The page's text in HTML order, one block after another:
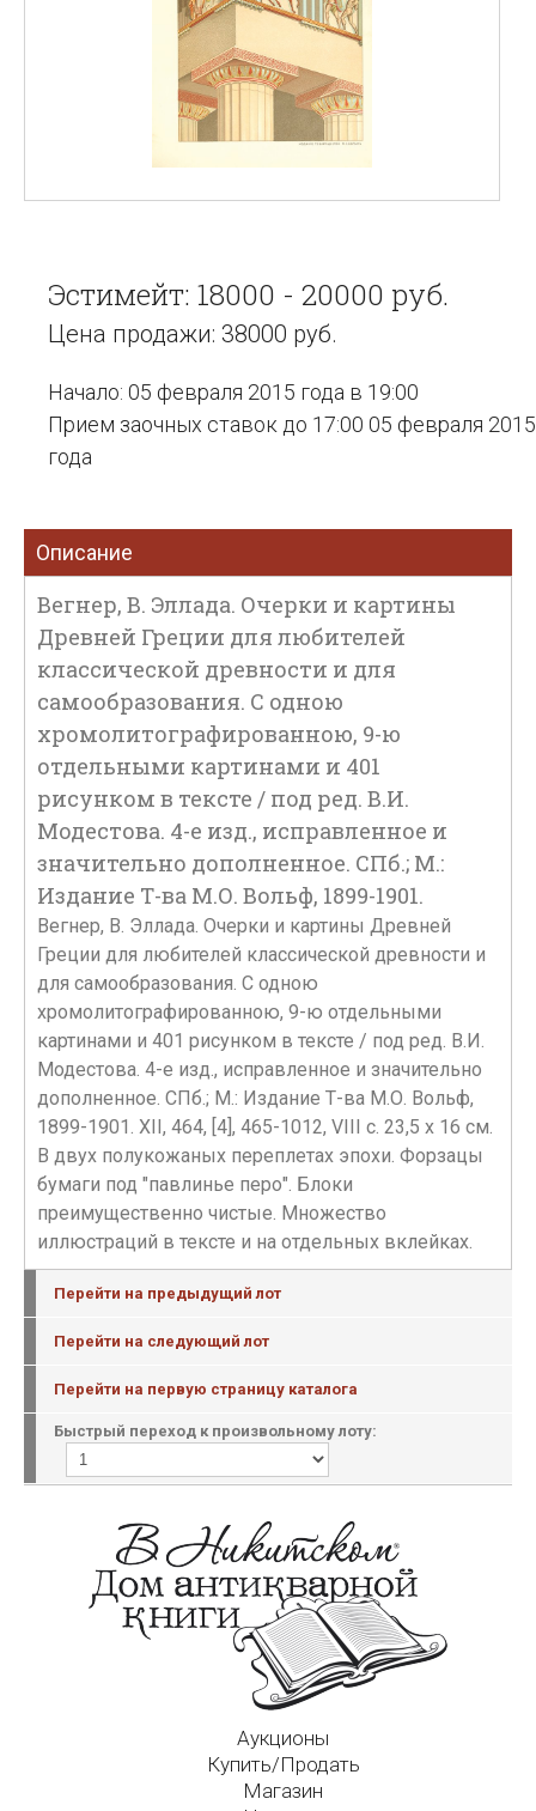
Эстимейт: 18000 - 20000 руб.
Цена продажи: 38000 руб.
Начало: 05 февраля 2015 года в 19:00
Прием заочных ставок до 17:00 05 февраля 2015
года
Описание
Вегнер, В. Эллада. Очерки и картины
Древней Греции для любителей
классической древности и для
самообразования. С одною
хромолитографированною, 9-ю
отдельными картинами и 401
рисунком в тексте / под ред. В.И.
Модестова. 4-е изд., исправленное и
значительно дополненное. СПб.; М.:
Издание Т-ва М.О. Вольф, 1899-1901.
Вегнер, В. Эллада. Очерки и картины Древней
Греции для любителей классической древности и
для самообразования. С одною
хромолитографированною, 9-ю отдельными
картинами и 401 рисунком в тексте / под ред. В.И.
Модестова. 4-е изд., исправленное и значительно
дополненное. СПб.; М.: Издание Т-ва М.О. Вольф,
1899-1901. XII, 464, [4], 465-1012, VIII с. 23,5 х 16 см.
В двух полукожаных переплетах эпохи. Форзацы
бумаги под "павлинье перо". Блоки
преимущественно чистые. Множество
иллюстраций в тексте и на отдельных вклейках.
Перейти на предыдущий лот
Перейти на следующий лот
Перейти на первую страницу каталога
Быстрый переход к произвольному лоту:
Аукционы
Купить/Продать
Магазин